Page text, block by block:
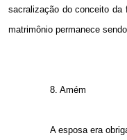
sacralização do conceito
matrimônio permanece
8. Amém
A esposa era